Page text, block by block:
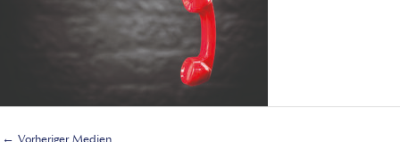
← Vorheriger Medien